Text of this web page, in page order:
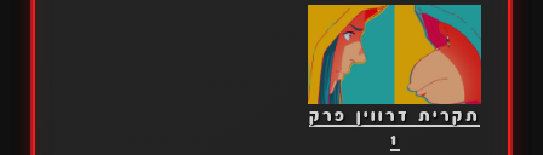
תקרית דרווין פרק
1